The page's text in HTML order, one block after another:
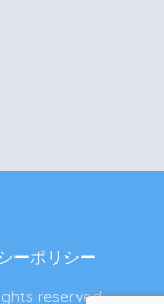
ーポリシー
reserved.